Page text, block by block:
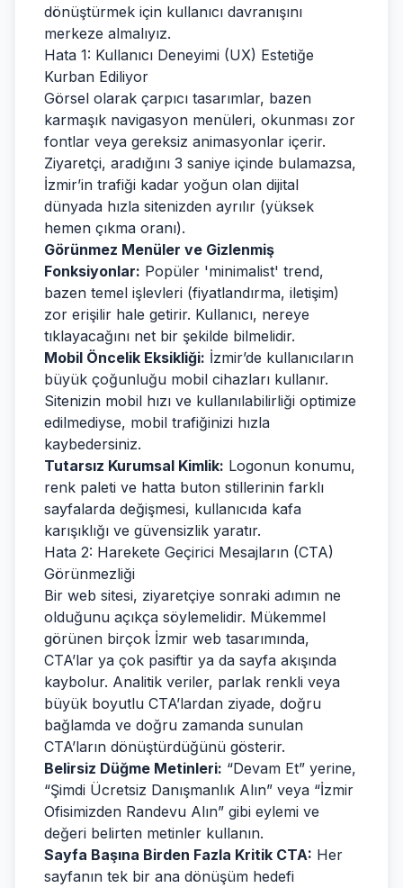
dönüştürmek için kullanıcı davranışını
merkeze almalıyız.
Hata 1: Kullanıcı Deneyimi (UX) Estetiğe
Kurban Ediliyor
Görsel olarak çarpıcı tasarımlar, bazen
karmaşık navigasyon menüleri, okunması zor
fontlar veya gereksiz animasyonlar içerir.
Ziyaretçi, aradığını 3 saniye içinde bulamazsa,
İzmir’in trafiği kadar yoğun olan dijital
dünyada hızla sitenizden ayrılır (yüksek
hemen çıkma oranı).
Görünmez Menüler ve Gizlenmiş
Fonksiyonlar: Popüler 'minimalist' trend,
bazen temel işlevleri (fiyatlandırma, iletişim)
zor erişilir hale getirir. Kullanıcı, nereye
tıklayacağını net bir şekilde bilmelidir.
Mobil Öncelik Eksikliği: İzmir’de kullanıcıların
büyük çoğunluğu mobil cihazları kullanır.
Sitenizin mobil hızı ve kullanılabilirliği optimize
edilmediyse, mobil trafiğinizi hızla
kaybedersiniz.
Tutarsız Kurumsal Kimlik: Logonun konumu,
renk paleti ve hatta buton stillerinin farklı
sayfalarda değişmesi, kullanıcıda kafa
karışıklığı ve güvensizlik yaratır.
Hata 2: Harekete Geçirici Mesajların (CTA)
Görünmezliği
Bir web sitesi, ziyaretçiye sonraki adımın ne
olduğunu açıkça söylemelidir. Mükemmel
görünen birçok İzmir web tasarımında,
CTA’lar ya çok pasiftir ya da sayfa akışında
kaybolur. Analitik veriler, parlak renkli veya
büyük boyutlu CTA’lardan ziyade, doğru
bağlamda ve doğru zamanda sunulan
CTA’ların dönüştürdüğünü gösterir.
Belirsiz Düğme Metinleri: “Devam Et” yerine,
“Şimdi Ücretsiz Danışmanlık Alın” veya “İzmir
Ofisimizden Randevu Alın” gibi eylemi ve
değeri belirten metinler kullanın.
Sayfa Başına Birden Fazla Kritik CTA: Her
sayfanın tek bir ana dönüşüm hedefi